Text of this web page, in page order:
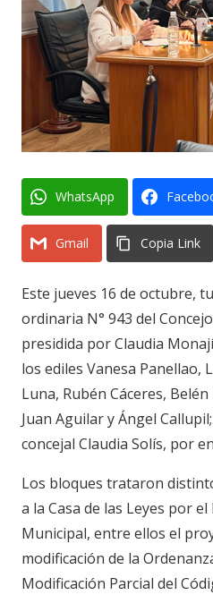
WhatsApp
Gmail Copia Link
Este jueves 16 de octubre,
ordinaria N° 943 del
presidida por Claudia
los ediles Vanesa Panellao,
Luna, Rubén Cáceres,
Juan Aguilar y Ángel
concejal Claudia Solís, por
Los bloques trataron
a la Casa de las Leyes por
Municipal, entre ellos el
modificación de la
Modificación Parcial del